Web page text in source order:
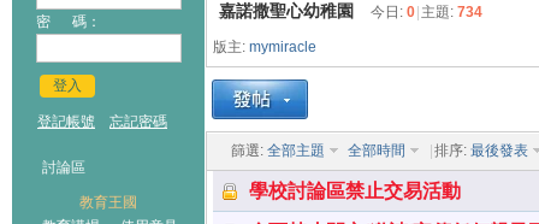
密 碼：
登入
登記帳號 忘記密碼
討論區
教育王國
教育› ›
嘉諾撒聖心幼稚園 今日: 0 主題: 734
版主: mymiracle
篩選: 全部主題 全部時間 排序: 最後發表
學校討論區禁止交易活動